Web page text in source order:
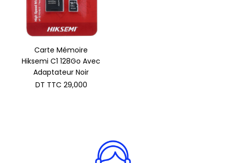
Carte Mémoire
Hiksemi C1 128Go Avec
Adaptateur Noir
DT TTC 29,000